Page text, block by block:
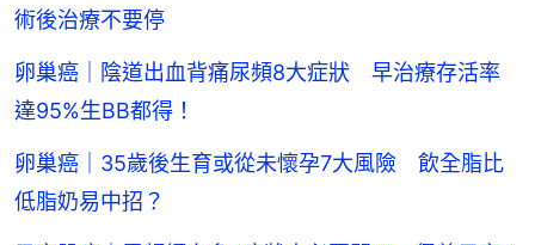
術後治療不要停
卵巢癌｜陰道出血背痛尿頻8大症狀 早治療存活率
達95%生BB都得！
卵巢癌｜35歲後生育或從未懷孕7大風險 飲全脂比
低脂奶易中招？